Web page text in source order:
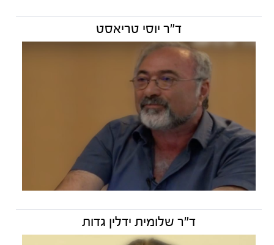
ד"ר יוסי טריאסט
ד"ר שלומית ידלין גדות